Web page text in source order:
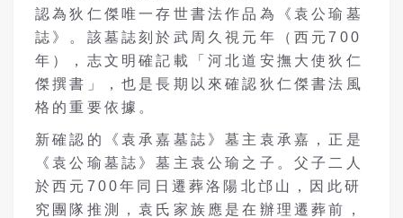
認為狄仁傑唯一存世書法作品為《袁公瑜墓
誌》。該墓誌刻於武周久視元年（西元700
年），志文明確記載「河北道安撫大使狄仁
傑撰書」，也是長期以來確認狄仁傑書法風
格的重要依據。
新確認的《袁承嘉墓誌》墓主袁承嘉，正是
《袁公瑜墓誌》墓主袁公瑜之子。父子二人
於西元700年同日遷葬洛陽北邙山，因此研
究團隊推測，袁氏家族應是在辦理遷葬前，